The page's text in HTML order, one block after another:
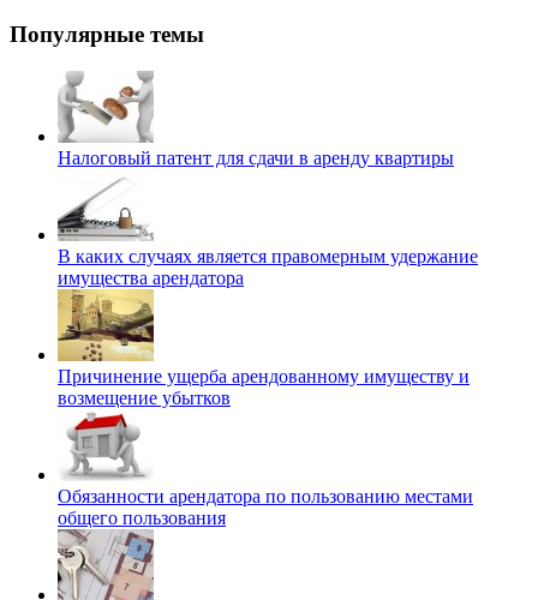
Популярные темы
Налоговый патент для сдачи в аренду квартиры
В каких случаях является правомерным удержание
имущества арендатора
Причинение ущерба арендованному имуществу и
возмещение убытков
Обязанности арендатора по пользованию местами
общего пользования